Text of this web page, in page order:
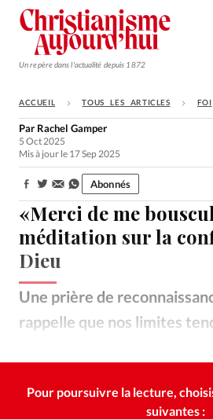
Un repère dans l'actualité depuis 1872
S'ABONNER
Monde
Opinions
Tous les articles
Faire un don
Emploi
Se connecter
ACCUEIL TOUS LES ARTICLES FOI
«Merci de me
méditation sur la
Dieu
Une prière de
rappelle que nos limites
Par Rachel Gamper
5 Oct 2025
Mis à jour le 17 Sep 2025
Partager: Abonnés
Pour poursuivre la lecture,
suivantes :